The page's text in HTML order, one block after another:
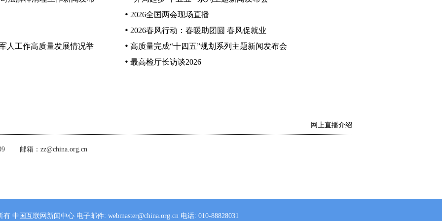
人工作高质量发展情况举
2026全国两会现场直播
2026春风行动：春暖助团圆 春风促就业
高质量完成“十四五”规划系列主题新闻发布会
最高检厅长访谈2026
网上直播介绍
邮箱：zz@china.org.cn
有 中国互联网新闻中心 电子邮件: webmaster@china.org.cn 电话: 010-88828031